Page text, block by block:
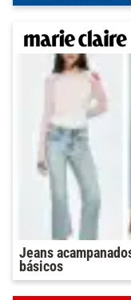
Jeans
básicos